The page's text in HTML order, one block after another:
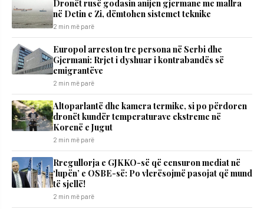
Dronët rusë godasin anijen gjermane me mallra
në Detin e Zi, dëmtohen sistemet teknike
2 min më parë
Europol arreston tre persona në Serbi dhe
Gjermani: Rrjet i dyshuar i kontrabandës së
emigrantëve
2 min më parë
Altoparlantë dhe kamera termike, si po përdoren
dronët kundër temperaturave ekstreme në
Korenë e Jugut
2 min më parë
Rregullorja e GJKKO-së që censuron mediat në
‘lupën’ e OSBE-së: Po vlerësojmë pasojat që mund
të sjellë!
2 min më parë